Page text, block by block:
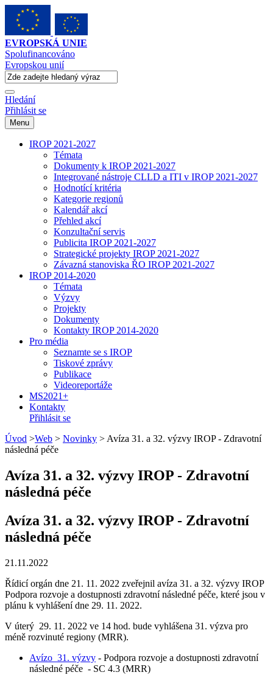
EVROPSKÁ UNIE
Spolufinancováno
Evropskou unií
Hledání
Přihlásit se
Menu
IROP 2021-2027
Témata
Dokumenty k IROP 2021-2027
Integrované nástroje CLLD a ITI v IROP 2021-2027
Hodnotící kritéria
Kategorie regionů
Kalendář akcí
Přehled akcí
Konzultační servis
Publicita IROP 2021-2027
Strategické projekty IROP 2021-2027
Závazná stanoviska ŘO IROP 2021-2027
IROP 2014-2020
Témata
Výzvy
Projekty
Dokumenty
Kontakty IROP 2014-2020
Pro média
Seznamte se s IROP
Tiskové zprávy
Publikace
Videoreportáže
MS2021+
Kontakty
Přihlásit se
Úvod >Web > Novinky > Avíza 31. a 32. výzvy IROP - Zdravotní
následná péče
Avíza 31. a 32. výzvy IROP - Zdravotní
následná péče
Avíza 31. a 32. výzvy IROP - Zdravotní
následná péče
21.11.2022
Řídicí orgán dne 21. 11. 2022 zveřejnil avíza 31. a 32. výzvy IROP
Podpora rozvoje a dostupnosti zdravotní následné péče, které jsou v
plánu k vyhlášení dne 29. 11. 2022.
V úterý 29. 11. 2022 ve 14 hod. bude vyhlášena 31. výzva pro
méně rozvinuté regiony (MRR).
Avízo 31. výzvy - Podpora rozvoje a dostupnosti zdravotní
následné péče - SC 4.3 (MRR)